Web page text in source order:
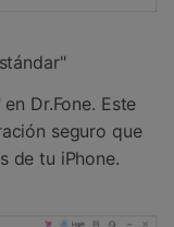
Dr.Fone. Este
seguro que
de tu iPhone.